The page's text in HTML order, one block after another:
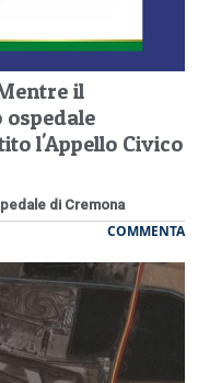
il
l'Appello Civico
di Cremona
COMMENTA